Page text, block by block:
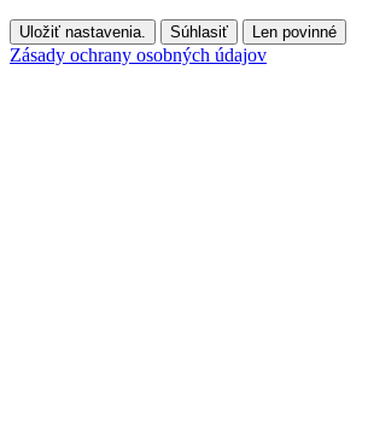
Uložiť nastavenia. Súhlasiť Len povinné
Zásady ochrany osobných údajov